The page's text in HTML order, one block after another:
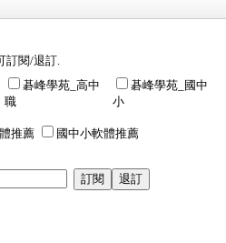
訂閱/退訂.
碁峰學苑_高中
職
碁峰學苑_國中
小
推薦 國中小軟體推薦